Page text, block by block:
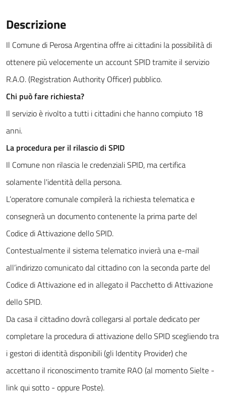
Descrizione
Il Comune di Perosa Argentina offre ai cittadini la possibilità di
ottenere più velocemente un account SPID tramite il servizio
R.A.O. (Registration Authority Officer) pubblico.
Chi può fare richiesta?
Il servizio è rivolto a tutti i cittadini che hanno compiuto 18
anni.
La procedura per il rilascio di SPID
Il Comune non rilascia le credenziali SPID, ma certifica
solamente l'identità della persona.
L’operatore comunale compilerà la richiesta telematica e
consegnerà un documento contenente la prima parte del
Codice di Attivazione dello SPID.
Contestualmente il sistema telematico invierà una e-mail
all’indirizzo comunicato dal cittadino con la seconda parte del
Codice di Attivazione ed in allegato il Pacchetto di Attivazione
dello SPID.
Da casa il cittadino dovrà collegarsi al portale dedicato per
completare la procedura di attivazione dello SPID scegliendo tra
i gestori di identità disponibili (gli Identity Provider) che
accettano il riconoscimento tramite RAO (al momento Sielte -
link qui sotto - oppure Poste).